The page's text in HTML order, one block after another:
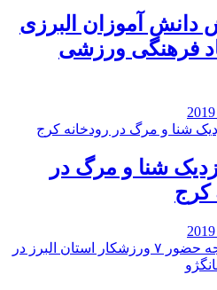
آموزان البرزی
فرهنگی ورزشی
شنا و مرگ در
کرج